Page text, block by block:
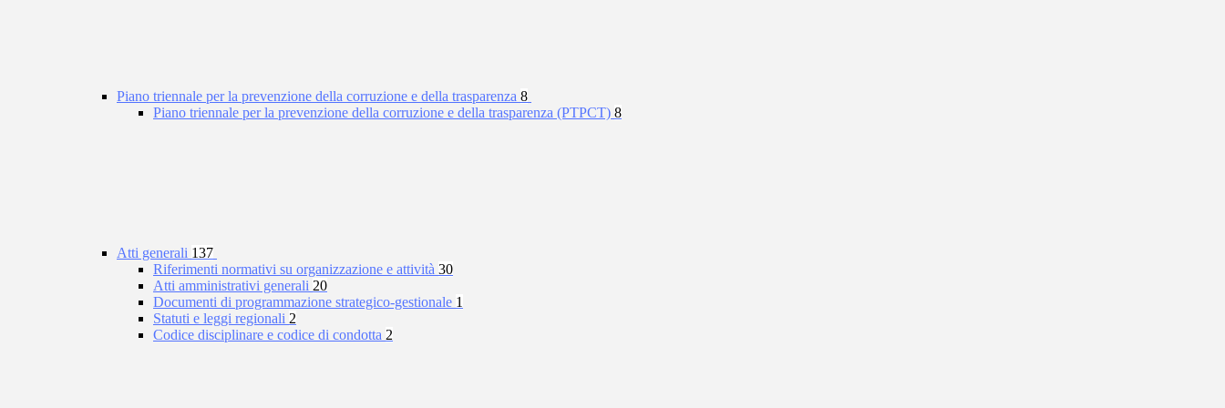
Piano triennale per la prevenzione della corruzione e della trasparenza 8
Piano triennale per la prevenzione della corruzione e della trasparenza (PTPCT) 8
Atti generali 137
Riferimenti normativi su organizzazione e attività 30
Atti amministrativi generali 20
Documenti di programmazione strategico-gestionale 1
Statuti e leggi regionali 2
Codice disciplinare e codice di condotta 2